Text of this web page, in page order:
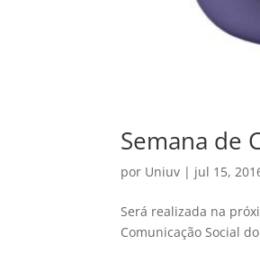
Semana de
por Uniuv | jul 15,
Será realizada na
Comunicação Social